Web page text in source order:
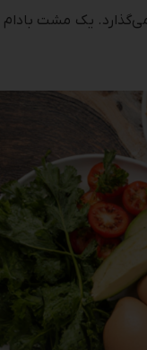
یک مشت بادام